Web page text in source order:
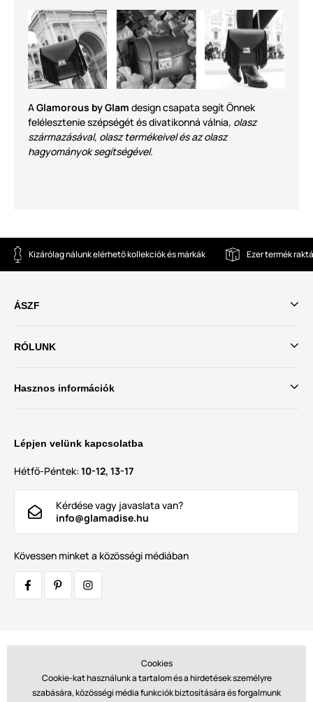
AGlamorous by Glam design csapata segít Önnek
felélesztenie szépségét és divatikonná válnia, olasz
származásával, olasz termékeivel és az olasz
hagyományok segítségével.
Kizárólag nálunk elérhető kollekciók és márkák Ezer termék
ÁSZF
RÓLUNK
Hasznos információk
Lépjen velünk kapcsolatba
Hétfő-Péntek: 10-12, 13-17
Kérdése vagy javaslata van?
info@glamadise.hu
Kövessen minket a közösségi médiában
Cookies
Cookie-kat használunk a tartalom és a hirdetések személyre
szabására, közösségi média funkciók biztosítására és forgalmunk